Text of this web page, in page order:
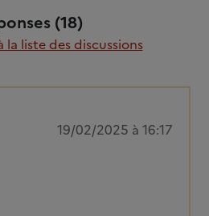
(18)
la liste des discussions
19/02/2025 à 16:17